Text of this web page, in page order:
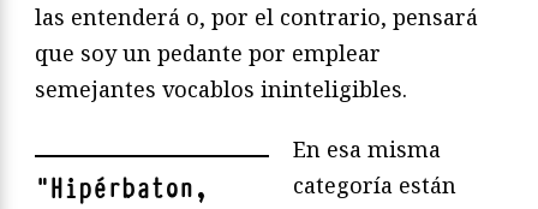
las entenderá o, por el contrario, pensará
que soy un pedante por emplear
semejantes vocablos ininteligibles.
"Hipérbaton,
En esa misma
categoría están